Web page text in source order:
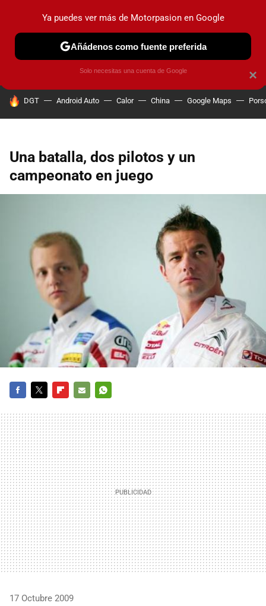
PRUEBAS COCHES ELÉCTRICOS OBSERVATORIO
HOY SE HABLA DE
DGT Android Auto Calor China Google Maps
Una batalla, dos pilotos y un
campeonato en juego
MAIL
17 Octubre 2009
×
Ya puedes ver más de Motorpasion en Google
Añádenos como fuente preferida
Solo necesitas una cuenta de Google